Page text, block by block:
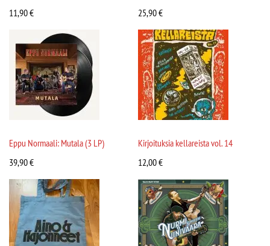
11,90€ 25,90€
Eppu Normaali: Mutala (3 LP)
39,90€
Kirjoituksia kellareista vol. 14
12,00€